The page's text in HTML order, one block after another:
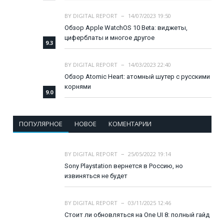
9.3
BY DIGITAL REPORT
14/07/2023 19:50
Обзор Apple WatchOS 10 Beta: виджеты,
циферблаты и многое другое
9.0
BY DIGITAL REPORT
14/03/2023 22:40
Обзор Atomic Heart: атомный шутер с русскими
корнями
ПОПУЛЯРНОЕ НОВОЕ КОМЕНТАРИИ
BY DIGITAL REPORT
25/05/2022 19:14
Sony Playstation вернется в Россию, но
извиняться не будет
BY DIGITAL REPORT
03/11/2025 12:46
Стоит ли обновляться на One UI 8: полный гайд